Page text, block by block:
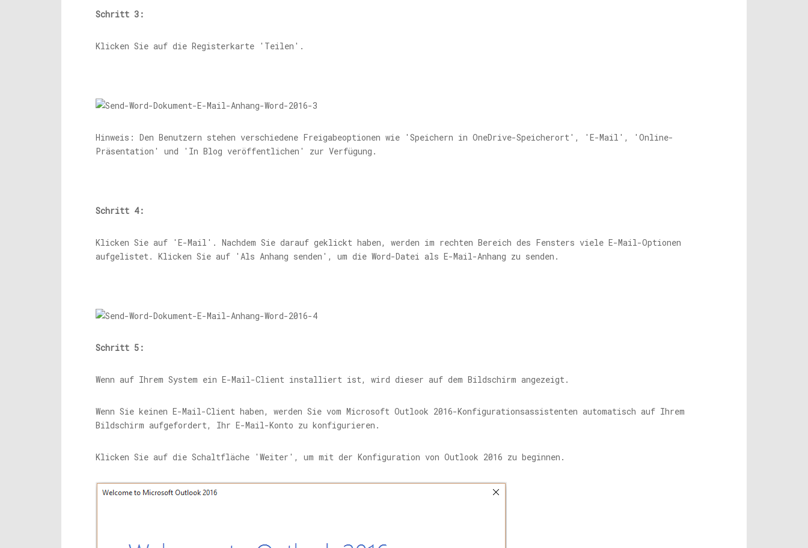
Schritt 3:
Klicken Sie auf die Registerkarte 'Teilen'.
Hinweis: Den Benutzern stehen verschiedene Freigabeoptionen wie 'Speichern in OneDrive-Speicherort', 'E-Mail', 'Online-
Präsentation' und 'In Blog veröffentlichen' zur Verfügung.
Schritt 4:
Klicken Sie auf 'E-Mail'. Nachdem Sie darauf geklickt haben, werden im rechten Bereich des Fensters viele E-Mail-Optionen
aufgelistet. Klicken Sie auf 'Als Anhang senden', um die Word-Datei als E-Mail-Anhang zu senden.
Schritt 5:
Wenn auf Ihrem System ein E-Mail-Client installiert ist, wird dieser auf dem Bildschirm angezeigt.
Wenn Sie keinen E-Mail-Client haben, werden Sie vom Microsoft Outlook 2016-Konfigurationsassistenten automatisch auf Ihrem
Bildschirm aufgefordert, Ihr E-Mail-Konto zu konfigurieren.
Klicken Sie auf die Schaltfläche 'Weiter', um mit der Konfiguration von Outlook 2016 zu beginnen.